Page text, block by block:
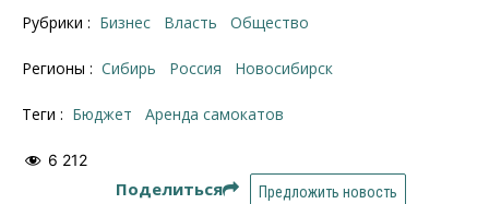
Рубрики : Бизнес Власть Общество
Регионы : Сибирь Россия Новосибирск
Теги : бюджет Аренда самокатов
6 212
Поделиться Предложить новость